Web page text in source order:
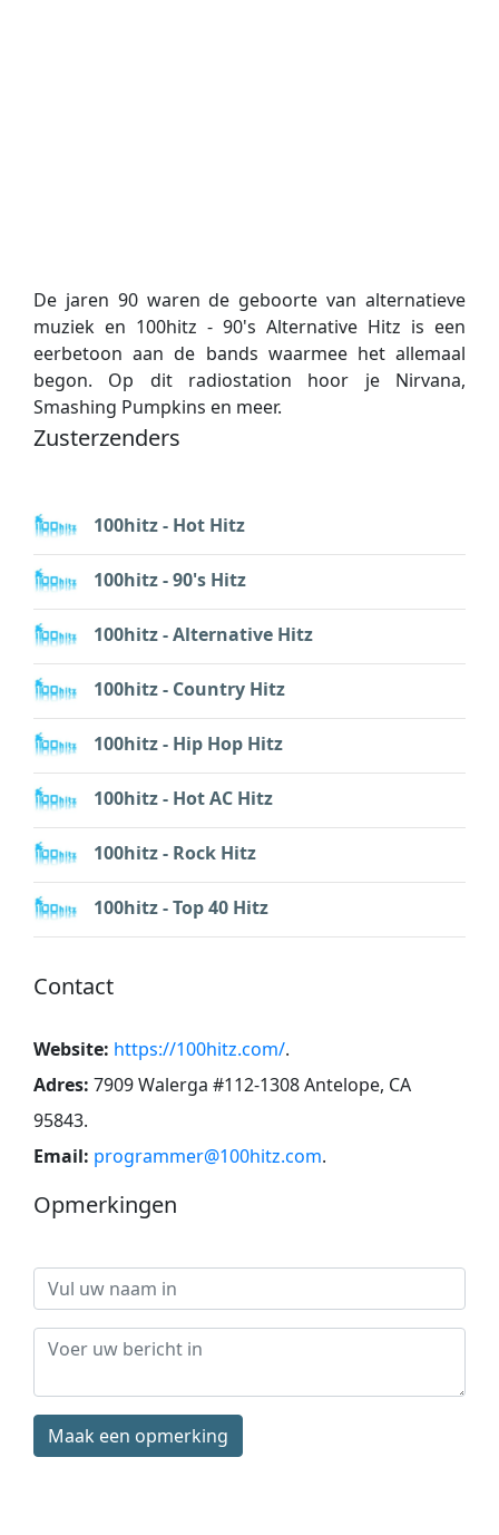
De jaren 90 waren de geboorte van alternatieve
muziek en 100hitz - 90's Alternative Hitz is een
eerbetoon aan de bands waarmee het allemaal
begon. Op dit radiostation hoor je Nirvana,
Smashing Pumpkins en meer.
Zusterzenders
100hitz - Hot Hitz
100hitz - 90's Hitz
100hitz - Alternative Hitz
100hitz - Country Hitz
100hitz - Hip Hop Hitz
100hitz - Hot AC Hitz
100hitz - Rock Hitz
100hitz - Top 40 Hitz
Contact
Website: https://100hitz.com/.
Adres: 7909 Walerga #112-1308 Antelope, CA
95843.
Email: programmer@100hitz.com.
Opmerkingen
Maak een opmerking